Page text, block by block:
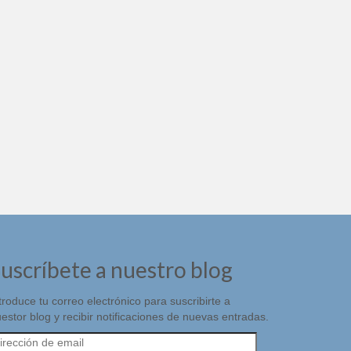
a nuestro blog
tu correo electrónico para suscribirte a
blog y recibir notificaciones de nuevas entradas.